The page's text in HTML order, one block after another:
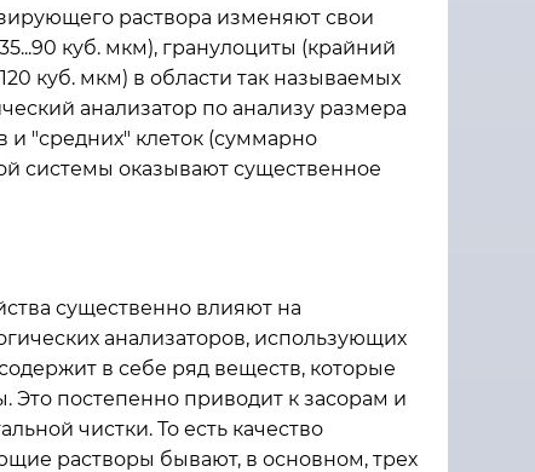
раствора изменяют свои
куб. мкм), гранулоциты (крайний
куб. мкм) в области так называемых
анализатор по анализу размера
"средних" клеток (суммарно
системы оказывают существенное
существенно влияют на
анализаторов, использующих
в себе ряд веществ, которые
Это постепенно приводит к засорам и
чистки. То есть качество
растворы бывают, в основном, трех